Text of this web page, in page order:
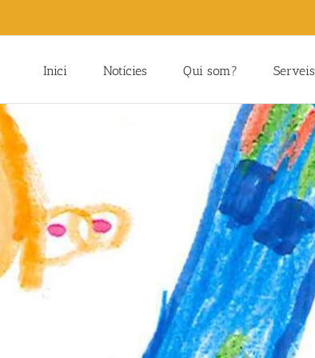
Inici Notícies Qui som? Serveis